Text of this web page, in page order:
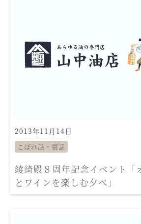
2013年11月14日
こぼれ話・裏話
綾綺殿８周年記念イベント「
とワインを楽しむ夕べ」